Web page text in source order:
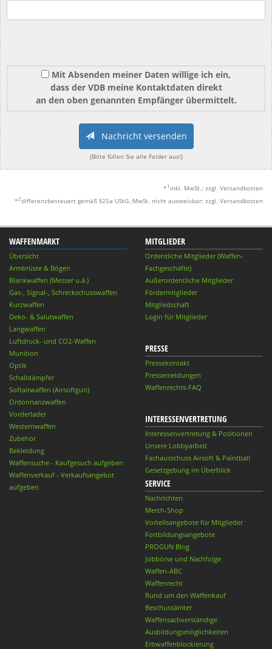
Mit Absenden meiner Daten willige ich ein,
dass der VDB meine Kontaktdaten direkt
an den oben genannten Empfänger übermittelt.
Nachricht versenden
(Bitte füllen Sie alle Felder aus!)
* 1 inkl. MwSt.; zzgl. Versandkosten
*2differenzbesteuert gemäß §25a UStG.;MwSt. nicht ausweisbar; zzgl. Versandkosten
WAFFENMARKT
Übersicht
Armbrüste & Bögen
Blankwaffen (Messer u.ä.)
Gas-, Signal-, Schreckschusswaffen
Kurzwaffen
Deko- & Salutwaffen
Langwaffen
Luftdruck- und CO2-Waffen
Munition
Optik
Schalldämpfer
Softairwaffen (Airsoftgun)
Ordonnanzwaffen
Vorderlader
Westernwaffen
Zubehör
Bekleidung
Waffensuche - Kaufgesuch aufgeben
Waffenverkauf - Verkaufsangebot
aufgeben
MITGLIEDER
Ordentliche Mitglieder (Waffen-
Fachgeschäfte)
Außerordentliche Mitglieder
Fördermitglieder
Mitgliedschaft
Login für Mitglieder
PRESSE
Pressekontakt
Pressemeldungen
Waffenrechts-FAQ
INTERESSENVERTRETUNG
Interessenvertretung & Positionen
Unsere Lobbyarbeit
Fachausschuss Airsoft & Paintball
Gesetzgebung im Überblick
SERVICE
Nachrichten
Merch-Shop
Vorteilsangebote für Mitglieder
Fortbildungsangebote
PROGUN Blog
Jobbörse und Nachfolge
Waffen-ABC
Waffenrecht
Rund um den Waffenkauf
Beschussämter
Waffensachverständige
Ausbildungsmöglichkeiten
Erbwaffenblockierung